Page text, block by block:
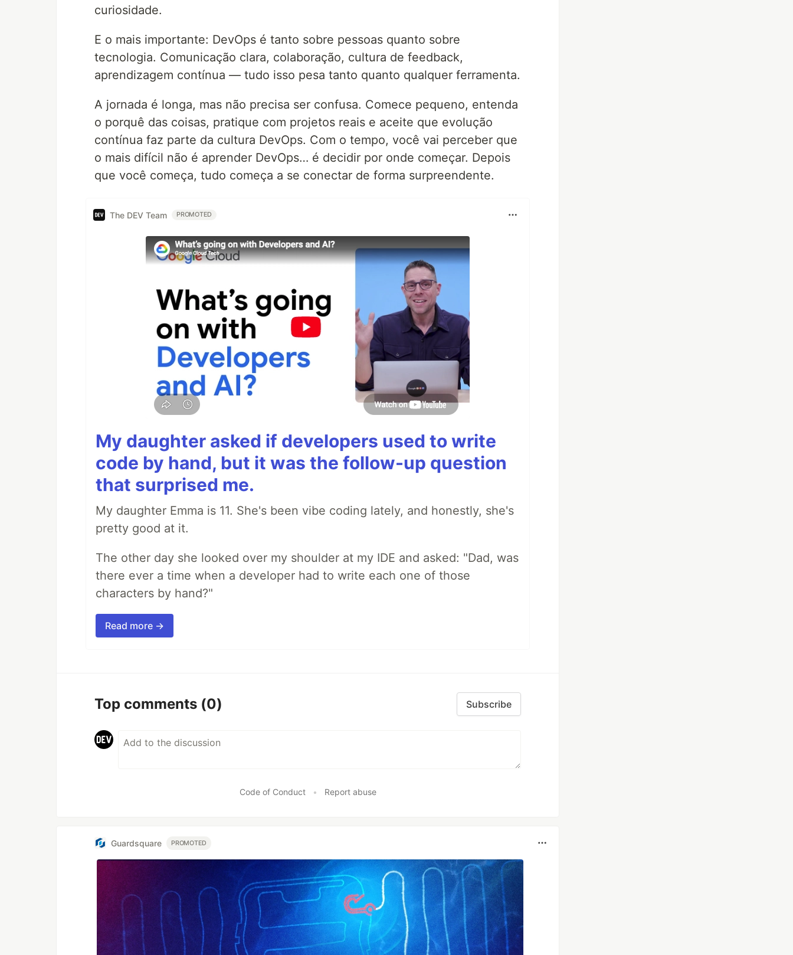
curiosidade.
E o mais importante: DevOps é tanto sobre pessoas quanto sobre
tecnologia. Comunicação clara, colaboração, cultura de feedback,
aprendizagem contínua — tudo isso pesa tanto quanto qualquer ferramenta.
A jornada é longa, mas não precisa ser confusa. Comece pequeno, entenda
o porquê das coisas, pratique com projetos reais e aceite que evolução
contínua faz parte da cultura DevOps. Com o tempo, você vai perceber que
o mais difícil não é aprender DevOps… é decidir por onde começar. Depois
que você começa, tudo começa a se conectar de forma surpreendente.
The DEV Team PROMOTED
My daughter asked if developers used to write
code by hand, but it was the follow-up question
that surprised me.
My daughter Emma is 11. She's been vibe coding lately, and honestly, she's
pretty good at it.
The other day she looked over my shoulder at my IDE and asked: "Dad, was
there ever a time when a developer had to write each one of those
characters by hand?"
Read more →
Top comments (0) Subscribe
Code of Conduct • Report abuse
Guardsquare PROMOTED